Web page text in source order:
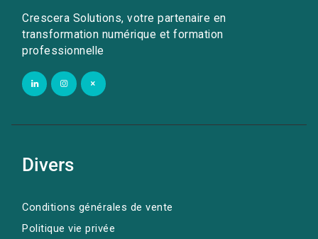
Crescera Solutions, votre partenaire en
transformation numérique et formation
professionnelle
Divers
Conditions générales de vente
Politique vie privée